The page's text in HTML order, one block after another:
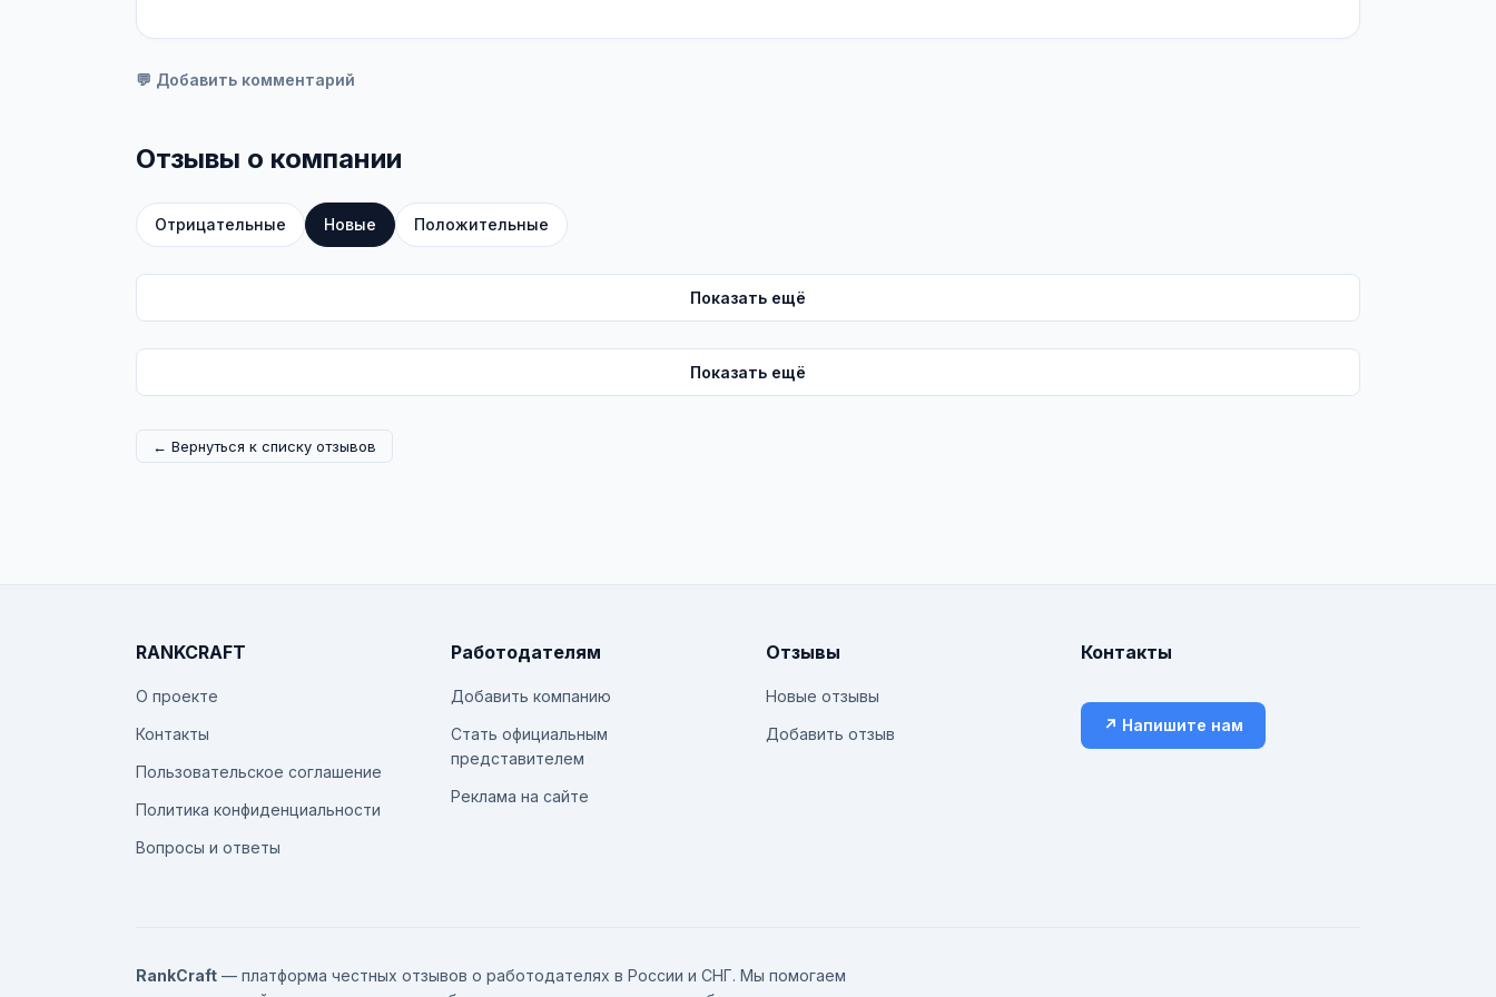
💬 Добавить комментарий
Отзывы о компании
Отрицательные Новые Положительные
Показать ещё
Показать ещё
← Вернуться к списку отзывов
RANKCRAFT
О проекте
Контакты
Пользовательское соглашение
Политика конфиденциальности
Вопросы и ответы
Работодателям
Добавить компанию
Стать официальным
представителем
Реклама на сайте
Отзывы
Новые отзывы
Добавить отзыв
Контакты
↗ Напишите нам
RankCraft — платформа честных отзывов о работодателях в России и СНГ. Мы помогаем